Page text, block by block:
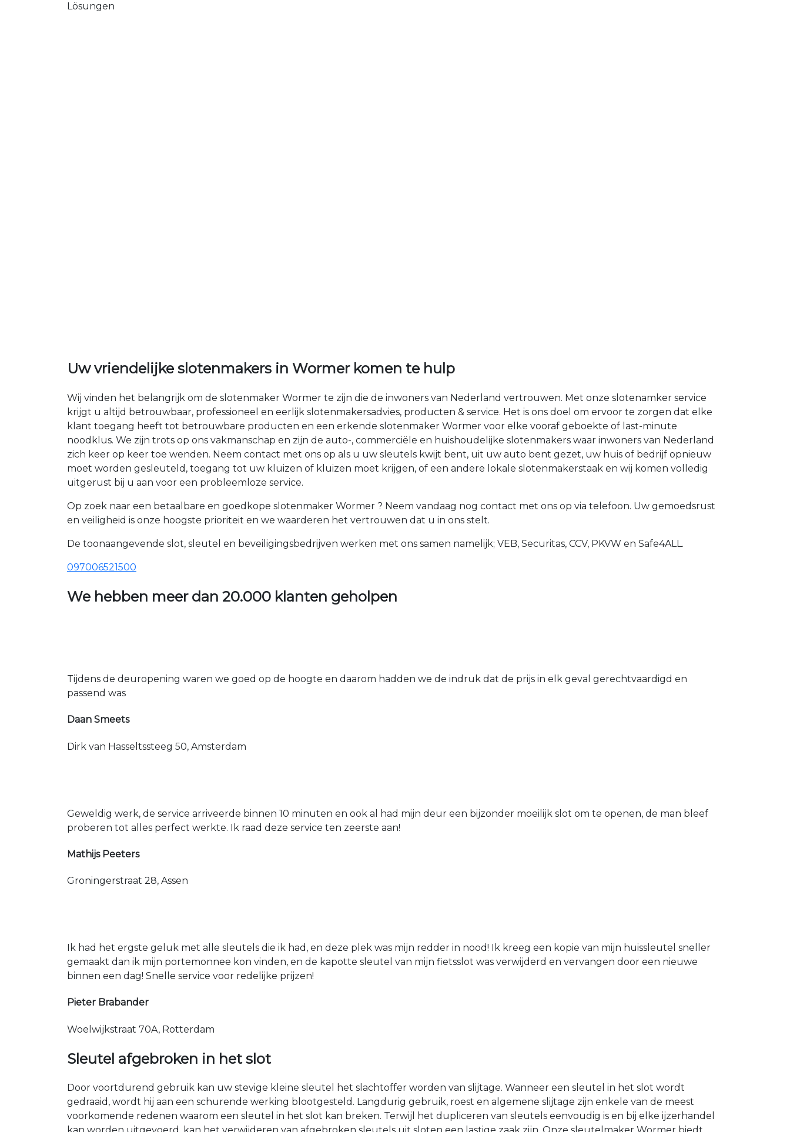
Lösungen
Uw vriendelijke slotenmakers in Wormer komen te hulp
Wij vinden het belangrijk om de slotenmaker Wormer te zijn die de inwoners van Nederland vertrouwen. Met onze slotenamker service
krijgt u altijd betrouwbaar, professioneel en eerlijk slotenmakersadvies, producten & service. Het is ons doel om ervoor te zorgen dat elke
klant toegang heeft tot betrouwbare producten en een erkende slotenmaker Wormer voor elke vooraf geboekte of last-minute
noodklus. We zijn trots op ons vakmanschap en zijn de auto-, commerciële en huishoudelijke slotenmakers waar inwoners van Nederland
zich keer op keer toe wenden. Neem contact met ons op als u uw sleutels kwijt bent, uit uw auto bent gezet, uw huis of bedrijf opnieuw
moet worden gesleuteld, toegang tot uw kluizen of kluizen moet krijgen, of een andere lokale slotenmakerstaak en wij komen volledig
uitgerust bij u aan voor een probleemloze service.
Op zoek naar een betaalbare en goedkope slotenmaker Wormer ? Neem vandaag nog contact met ons op via telefoon. Uw gemoedsrust
en veiligheid is onze hoogste prioriteit en we waarderen het vertrouwen dat u in ons stelt.
De toonaangevende slot, sleutel en beveiligingsbedrijven werken met ons samen namelijk; VEB, Securitas, CCV, PKVW en Safe4ALL.
097006521500
We hebben meer dan 20.000 klanten geholpen
Tijdens de deuropening waren we goed op de hoogte en daarom hadden we de indruk dat de prijs in elk geval gerechtvaardigd en
passend was
Daan Smeets
Dirk van Hasseltssteeg 50, Amsterdam
Geweldig werk, de service arriveerde binnen 10 minuten en ook al had mijn deur een bijzonder moeilijk slot om te openen, de man bleef
proberen tot alles perfect werkte. Ik raad deze service ten zeerste aan!
Mathijs Peeters
Groningerstraat 28, Assen
Ik had het ergste geluk met alle sleutels die ik had, en deze plek was mijn redder in nood! Ik kreeg een kopie van mijn huissleutel sneller
gemaakt dan ik mijn portemonnee kon vinden, en de kapotte sleutel van mijn fietsslot was verwijderd en vervangen door een nieuwe
binnen een dag! Snelle service voor redelijke prijzen!
Pieter Brabander
Woelwijkstraat 70A, Rotterdam
Sleutel afgebroken in het slot
Door voortdurend gebruik kan uw stevige kleine sleutel het slachtoffer worden van slijtage. Wanneer een sleutel in het slot wordt
gedraaid, wordt hij aan een schurende werking blootgesteld. Langdurig gebruik, roest en algemene slijtage zijn enkele van de meest
voorkomende redenen waarom een sleutel in het slot kan breken. Terwijl het dupliceren van sleutels eenvoudig is en bij elke ijzerhandel